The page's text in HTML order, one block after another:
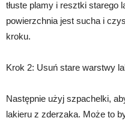
tłuste plamy i resztki starego
powierzchnia jest sucha i
kroku.
Krok 2: Usuń stare warstwy
Następnie użyj szpachelki,
lakieru z zderzaka. Może to